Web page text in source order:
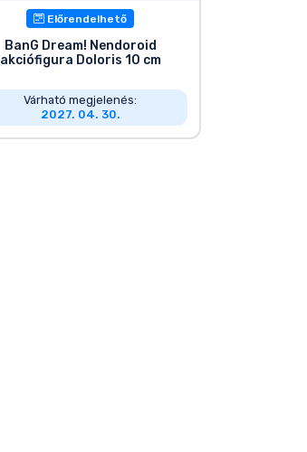
Előrendelhető
BanG Dream! Nendoroid
akciófigura Doloris 10 cm
Várható megjelenés:
2027. 04. 30.